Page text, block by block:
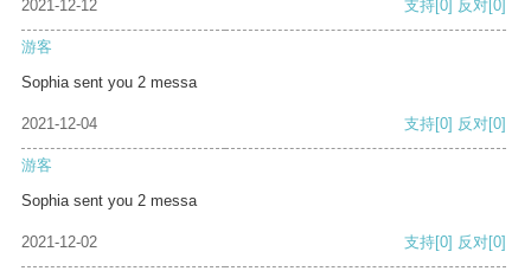
2021-12-12 支持[0] 反对[0]
游客
Sophia sent you 2 messa
2021-12-04 支持[0] 反对[0]
游客
Sophia sent you 2 messa
2021-12-02 支持[0] 反对[0]